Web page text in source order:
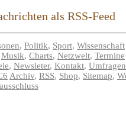
als RSS-Feed
, Politik, Sport, Wissenschaft
Musik, Charts, Netzwelt, Termine
, Newsleter, Kontakt, Umfragen
Archiv, RSS, Shop, Sitemap,